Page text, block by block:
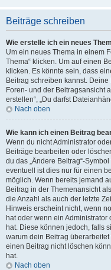
Beiträge schreiben
Wie erstelle ich ein neues
Um ein neues Thema in einem
Thema“ klicken. Um auf einen
klicken. Es könnte sein, dass
Beitrag schreiben kannst.
Foren- und der Beitragsansicht
erstellen“, „Du darfst
Nach oben
Wie kann ich einen Beitrag
Wenn du nicht Administrator
Beiträge bearbeiten oder
du das „Ändere Beitrag“-
eventuell ist dies nur für einen
möglich. Wenn bereits jemand
Beitrag in der Themenansicht
die Anzahl als auch der letzte
Hinweis erscheint nicht, wenn
hat oder wenn ein
hat. Diese können jedoch, falls
warum dein Beitrag
einen Beitrag nicht löschen
hat.
Nach oben